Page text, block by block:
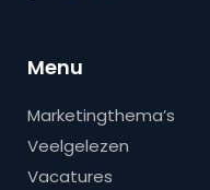
Menu
Marketingthema’s
Veelgelezen
Vacatures